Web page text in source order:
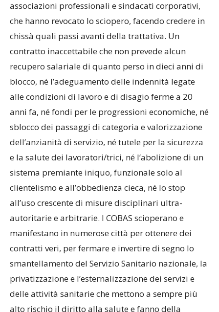
associazioni professionali e sindacati corporativi,
che hanno revocato lo sciopero, facendo credere in
chissà quali passi avanti della trattativa. Un
contratto inaccettabile che non prevede alcun
recupero salariale di quanto perso in dieci anni di
blocco, né l’adeguamento delle indennità legate
alle condizioni di lavoro e di disagio ferme a 20
anni fa, né fondi per le progressioni economiche, né
sblocco dei passaggi di categoria e valorizzazione
dell’anzianità di servizio, né tutele per la sicurezza
e la salute dei lavoratori/trici, né l’abolizione di un
sistema premiante iniquo, funzionale solo al
clientelismo e all’obbedienza cieca, né lo stop
all’uso crescente di misure disciplinari ultra-
autoritarie e arbitrarie. I COBAS scioperano e
manifestano in numerose città per ottenere dei
contratti veri, per fermare e invertire di segno lo
smantellamento del Servizio Sanitario nazionale, la
privatizzazione e l’esternalizzazione dei servizi e
delle attività sanitarie che mettono a sempre più
alto rischio il diritto alla salute e fanno della